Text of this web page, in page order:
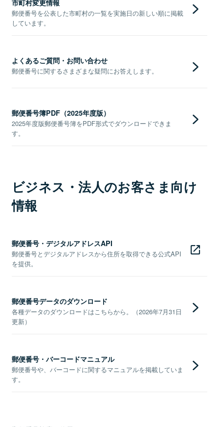
市町村変更情報
郵便番号を公表した市町村の一覧を実施日の新しい順に掲載
しています。
よくあるご質問・お問い合わせ
郵便番号に関するさまざまな疑問にお答えします。
郵便番号簿PDF（2025年度版）
2025年度版郵便番号簿をPDF形式でダウンロードできま
す。
ビジネス・法人のお客さま向け
情報
郵便番号・デジタルアドレスAPI
郵便番号とデジタルアドレスから住所を取得できる公式API
を提供。
郵便番号データのダウンロード
各種データのダウンロードはこちらから。（2026年7月31日
更新）
郵便番号・バーコードマニュアル
郵便番号や、バーコードに関するマニュアルを掲載していま
す。